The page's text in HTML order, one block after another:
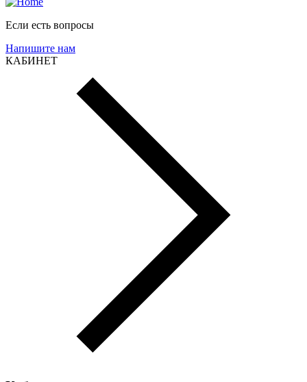
Если есть вопросы
Напишите нам
КАБИНЕТ